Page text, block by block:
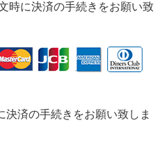
時に決済の手続きをお願い致
決済の手続きをお願い致しま